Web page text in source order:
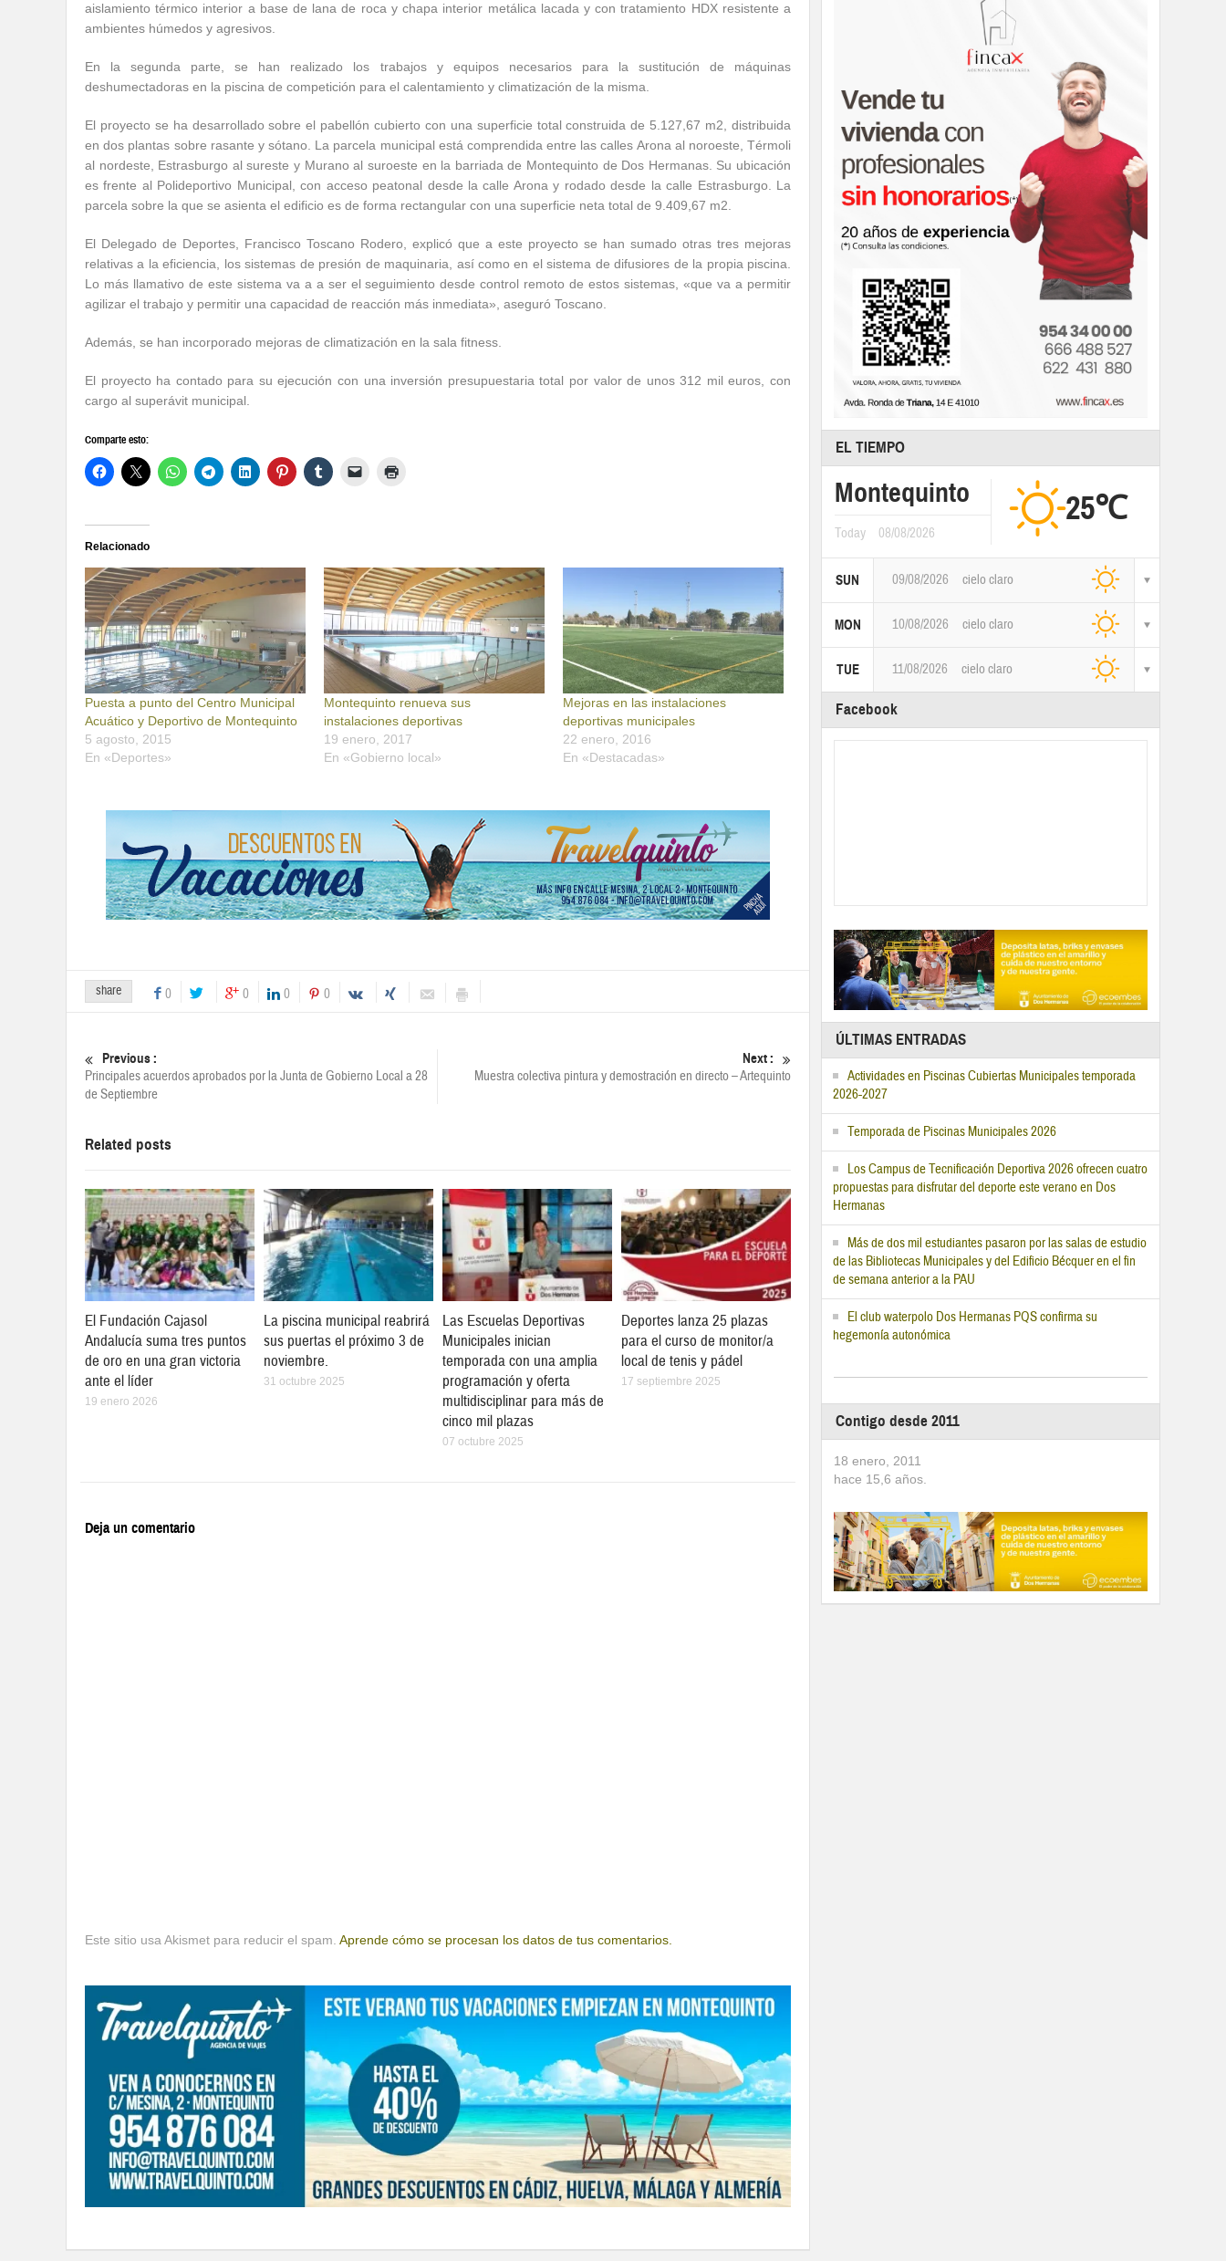
aislamiento térmico interior a base de lana de roca y chapa interior metálica lacada y con tratamiento HDX resistente a
ambientes húmedos y agresivos.
En la segunda parte, se han realizado los trabajos y equipos necesarios para la sustitución de máquinas
deshumectadoras en la piscina de competición para el calentamiento y climatización de la misma.
El proyecto se ha desarrollado sobre el pabellón cubierto con una superficie total construida de 5.127,67 m2, distribuida
en dos plantas sobre rasante y sótano. La parcela municipal está comprendida entre las calles Arona al noroeste, Térmoli
al nordeste, Estrasburgo al sureste y Murano al suroeste en la barriada de Montequinto de Dos Hermanas. Su ubicación
es frente al Polideportivo Municipal, con acceso peatonal desde la calle Arona y rodado desde la calle Estrasburgo. La
parcela sobre la que se asienta el edificio es de forma rectangular con una superficie neta total de 9.409,67 m2.
El Delegado de Deportes, Francisco Toscano Rodero, explicó que a este proyecto se han sumado otras tres mejoras
relativas a la eficiencia, los sistemas de presión de maquinaria, así como en el sistema de difusiores de la propia piscina.
Lo más llamativo de este sistema va a a ser el seguimiento desde control remoto de estos sistemas, «que va a permitir
agilizar el trabajo y permitir una capacidad de reacción más inmediata», aseguró Toscano.
Además, se han incorporado mejoras de climatización en la sala fitness.
El proyecto ha contado para su ejecución con una inversión presupuestaria total por valor de unos 312 mil euros, con
cargo al superávit municipal.
Comparte esto:
Relacionado
Puesta a punto del Centro Municipal
Acuático y Deportivo de Montequinto
5 agosto, 2015
En «Deportes»
Montequinto renueva sus
instalaciones deportivas
19 enero, 2017
En «Gobierno local»
Mejoras en las instalaciones
deportivas municipales
22 enero, 2016
En «Destacadas»
share 0 0 0 0
Previous :
Principales acuerdos aprobados por la Junta de Gobierno Local a 28
de Septiembre
Next :
Muestra colectiva pintura y demostración en directo – Artequinto
Related posts
El Fundación Cajasol
Andalucía suma tres puntos
de oro en una gran victoria
ante el líder
19 enero 2026
La piscina municipal reabrirá
sus puertas el próximo 3 de
noviembre.
31 octubre 2025
Las Escuelas Deportivas
Municipales inician
temporada con una amplia
programación y oferta
multidisciplinar para más de
cinco mil plazas
07 octubre 2025
Deportes lanza 25 plazas
para el curso de monitor/a
local de tenis y pádel
17 septiembre 2025
Deja un comentario
Este sitio usa Akismet para reducir el spam. Aprende cómo se procesan los datos de tus comentarios.
EL TIEMPO
Montequinto
Today 08/08/2026
25℃
SUN 09/08/2026 cielo claro
MON 10/08/2026 cielo claro
TUE 11/08/2026 cielo claro
Facebook
ÚLTIMAS ENTRADAS
Actividades en Piscinas Cubiertas Municipales temporada
2026-2027
Temporada de Piscinas Municipales 2026
Los Campus de Tecnificación Deportiva 2026 ofrecen cuatro
propuestas para disfrutar del deporte este verano en Dos
Hermanas
Más de dos mil estudiantes pasaron por las salas de estudio
de las Bibliotecas Municipales y del Edificio Bécquer en el fin
de semana anterior a la PAU
El club waterpolo Dos Hermanas PQS confirma su
hegemonía autonómica
Contigo desde 2011
18 enero, 2011
hace 15,6 años.